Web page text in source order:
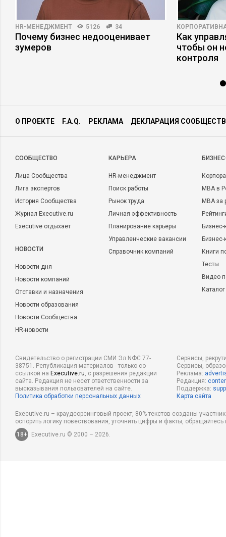
HR-МЕНЕДЖМЕНТ 5126 34
Почему бизнес недооценивает
зумеров
Как
чтобы он
контроля
О ПРОЕКТЕ F.A.Q. РЕКЛАМА ДЕКЛАРАЦИЯ
CООБЩЕСТВО
Лица Сообщества
Лига экспертов
История Сообщества
Журнал Executive.ru
Executive отдыхает
НОВОСТИ
Новости дня
Новости компаний
Отставки и назначения
Новости образования
Новости Сообщества
HR-новости
КАРЬЕРА
HR-менеджмент
Поиск работы
Рынок труда
Личная эффективность
Планирование карьеры
Управленческие вакансии
Справочник компаний
MBA в
MBA
Бизнес-
Книги
Тесты
Видео
Свидетельство о регистрации СМИ Эл NФС 77-
38751. Републикация материалов - только со
ссылкой на Executive.ru, с разрешения редакции
сайта. Редакция не несет ответственности за
высказывания пользователей на сайте.
Политика обработки персональных данных
Сервисы,
Сервисы,
Реклама:
Редакция:
Поддержка:
Карта сайта
Executive.ru – краудсорсинговый проект, 80% текстов созданы
оспорить логику повествования, уточнить цифры и факты,
18+
Executive.ru © 2000 – 2026.